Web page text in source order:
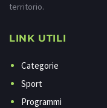
territorio.
LINK UTILI
Categorie
Sport
Programmi